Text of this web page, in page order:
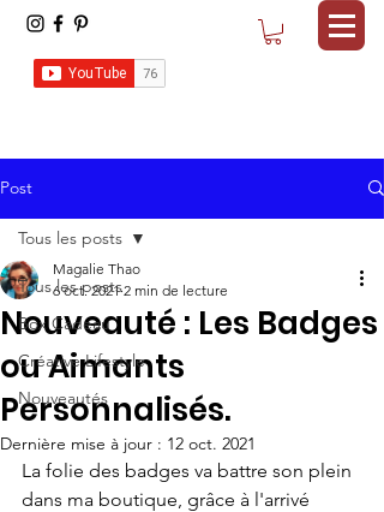
Post
Tous les posts
Box Cadeau
Créative Lifestyle
Nouveautés
Tous les posts
Nouveauté : Les Badges
ou Aimants
Personnalisés.
Magalie Thao
6 oct. 2021 2 min de lecture
Dernière mise à jour : 12 oct. 2021
La folie des badges va battre son plein
dans ma boutique, grâce à l'arrivé